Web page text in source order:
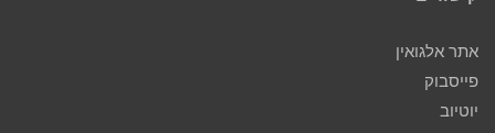
אתר אלגואין
פייסבוק
יוטיוב